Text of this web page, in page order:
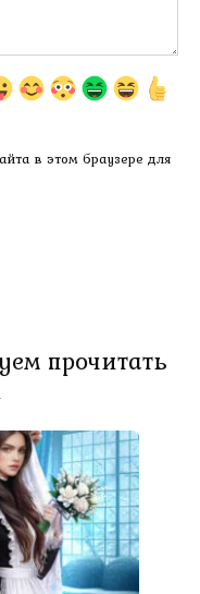
в этом браузере для
прочитать